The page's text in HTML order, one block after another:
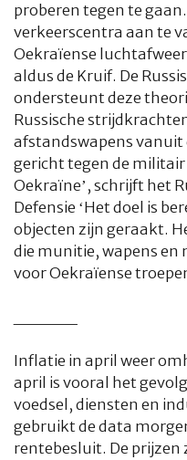
proberen tegen te
verkeerscentra aan te
Oekraïense
aldus de Kruif. De
ondersteunt deze
Russische
afstandswapens vanuit
gericht tegen de
Oekraïne’, schrijft het
Defensie ‘Het doel is
objecten zijn geraakt.
die munitie, wapens
voor Oekraïense
Inflatie in april weer
april is vooral het
voedsel, diensten en
gebruikt de data
rentebesluit. De prijzen